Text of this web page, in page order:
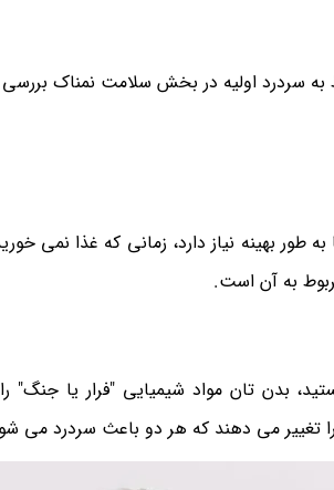
به سردرد اولیه در بخش سلامت نمناک
به طور بهینه نیاز دارد، زمانی که غذا
به آن است.
بدن تان مواد شیمیایی "فرار یا جنگ"
تغییر می دهند که هر دو باعث سردرد می